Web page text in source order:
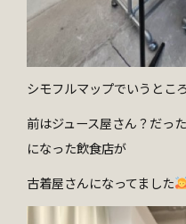
シモフルマップでいうとこ
前はジュース屋さん？だっ
になった飲食店が
古着屋さんになってました